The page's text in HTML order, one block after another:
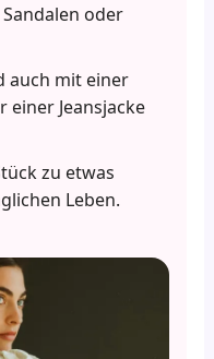
oder
auch mit einer
einer Jeansjacke
zu etwas
Leben.